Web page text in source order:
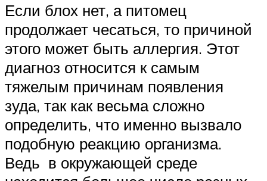
Если блох нет, а питомец
продолжает чесаться, то причиной
этого может быть аллергия. Этот
диагноз относится к самым
тяжелым причинам появления
зуда, так как весьма сложно
определить, что именно вызвало
подобную реакцию организма.
Ведь в окружающей среде